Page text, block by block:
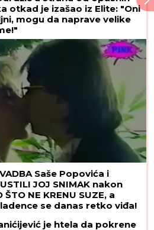
otkad je izašao iz Elite: "Oni
mogu da naprave velike
Saše Popovića i
JOJ SNIMAK nakon
NE KRENU SUZE, a
se danas retko viđa!
je htela da pokrene